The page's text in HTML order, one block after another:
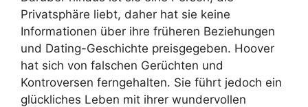
Privatsphäre liebt, daher hat sie keine
Informationen über ihre früheren Beziehungen
und Dating-Geschichte preisgegeben. Hoover
hat sich von falschen Gerüchten und
Kontroversen ferngehalten. Sie führt jedoch ein
glückliches Leben mit ihrer wundervollen